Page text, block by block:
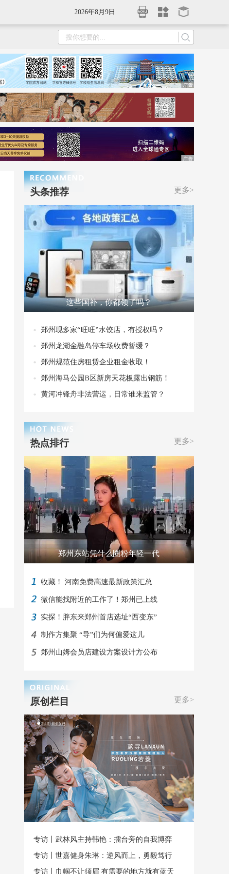
2026年8月9日
更多>
头条推荐
这些国补，你都领了吗？
郑州现多家“旺旺”水饺店，有授权吗？
郑州龙湖金融岛停车场收费暂缓？
郑州规范住房租赁企业租金收取！
郑州海马公园B区新房天花板露出钢筋！
黄河冲锋舟非法营运，日常谁来监管？
更多>
热点排行
郑州东站凭什么圈粉年轻一代
收藏！ 河南免费高速最新政策汇总
微信能找附近的工作了！郑州已上线
实探！胖东来郑州首店选址“西变东”
制作方集聚 “导”们为何偏爱这儿
郑州山姆会员店建设方案设计方公布
更多>
原创栏目
专访丨武林风主持韩艳：擂台旁的自我博弈
专访丨世嘉健身朱琳：逆风而上，勇毅笃行
专访丨巾帼不让须眉 有需要的地方就有蓝天